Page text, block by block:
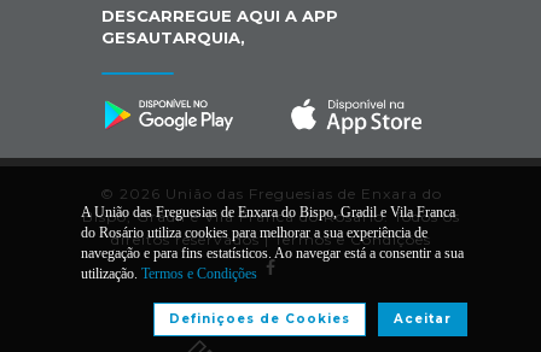
DESCARREGUE AQUI A APP
GESAUTARQUIA,
© 2026 União das Freguesias de Enxara do
Bispo, Gradil e Vila Franca do Rosário. Todos os
direitos reservados |Termos e Condições
Desenvolvido por:
A União das Freguesias de Enxara do Bispo, Gradil e Vila Franca
do Rosário utiliza cookies para melhorar a sua experiência de
navegação e para fins estatísticos. Ao navegar está a consentir a sua
utilização. Termos e Condições
Aceitar
Definiçoes de Cookies